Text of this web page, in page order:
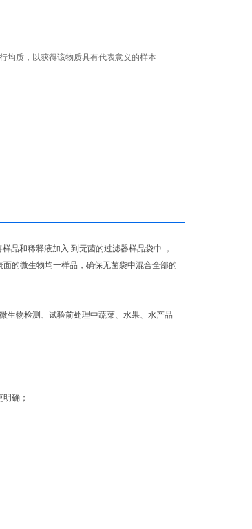
均质，以获得该物质具有代表意义的样本
品和稀释液加入 到无菌的过滤器样品袋中 ，
的微生物均一样品，确保无菌袋中混合全部的
生物检测、试验前处理中蔬菜、水果、水产品
确；